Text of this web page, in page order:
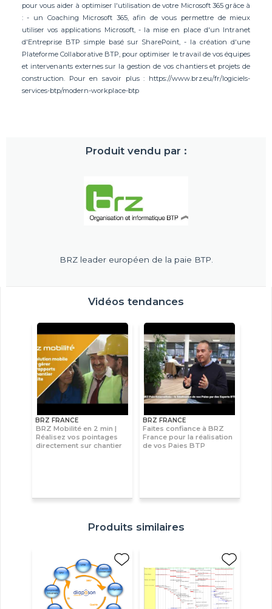
pour vous aider à optimiser l'utilisation de votre Microsoft 365 grâce à
: - un Coaching Microsoft 365, afin de vous permettre de mieux
utiliser vos applications Microsoft, - la mise en place d'un Intranet
d'Entreprise BTP simple basé sur SharePoint, - la création d'une
Plateforme Collaborative BTP, pour optimiser le travail de vos équipes
et intervenants externes sur la gestion de vos chantiers et projets de
construction. Pour en savoir plus : https://www.brz.eu/fr/logiciels-
services-btp/modern-workplace-btp
Produit vendu par :
BRZ leader européen de la paie BTP.
Vidéos tendances
BRZ FRANCE
BRZ Mobilité en 2 min |
Réalisez vos pointages
directement sur chantier
BRZ FRANCE
Faites confiance à BRZ
France pour la réalisation
de vos Paies BTP
Produits similaires